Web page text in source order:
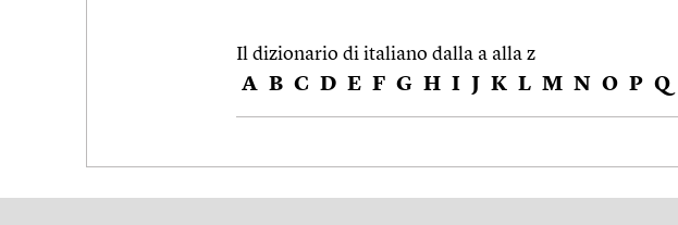
Il dizionario di italiano dalla a alla z
A B C D E F G H I J K L M N O P Q